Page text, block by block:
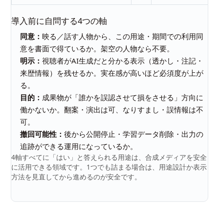
導入前に自問する4つの軸
同意：映る／話す人物から、この用途・期間での利用同
意を書面で得ているか。架空の人物なら不要。
明示：視聴者がAI生成だと分かる表示（透かし・注記・
来歴情報）を残せるか。実在感が高いほど必須度が上が
る。
目的： 成果物が「誰かを誤認させて損をさせる」方向に
働かないか。翻案・演出は可、なりすまし・誤情報は不
可。
撤回可能性：後から公開停止・学習データ削除・出力の
追跡ができる運用になっているか。
4軸すべてに「はい」と答えられる用途は、合成メディアを安全
に活用できる領域です。1つでも詰まる場合は、用途設計か表示
方法を見直してから進めるのが安全です。